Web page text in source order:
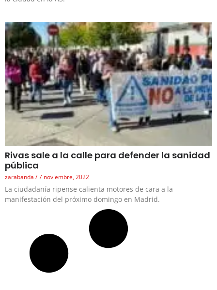
Rivas sale a la calle para defender la sanidad
pública
zarabanda 7 noviembre, 2022
La ciudadanía ripense calienta motores de cara a la
manifestación del próximo domingo en Madrid.